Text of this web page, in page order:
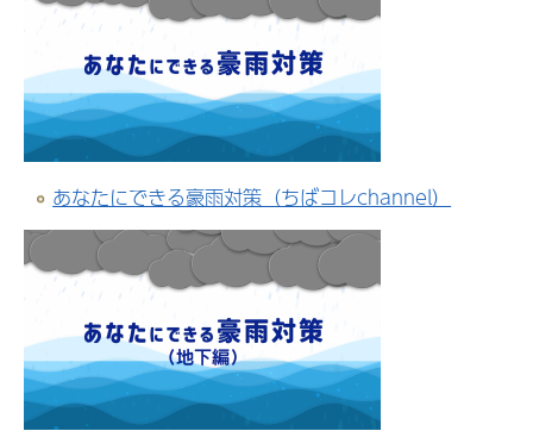
あなたにできる豪雨対策（ちばコレchannel）